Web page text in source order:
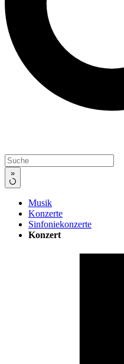
»
Musik
Konzerte
Sinfoniekonzerte
Konzert